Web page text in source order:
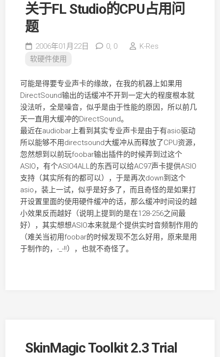
关于FL Studio的CPU占用问
题
2006年01月22日 0, 0
K-Res
软硬件使用
可能是得要专业声卡的缘故，在我的机器上如果用
DirectSound输出的话缓冲不开到一定大的程度根本就
没法听，全是噪音，似乎是由于性能的原因，所以前几
天一直用大缓冲的DirectSound。
最近在audiobar上看到其实专业声卡是由于有asio驱动
所以能够不用directsound大缓冲从而释放了CPU资源，
忽然想到以前玩foobar输出插件的时候弄到过这个
ASIO，有个ASIO4ALL的东西可以给AC97声卡提供ASIO
支持（其实所有的都可以），于是再次down到这个
asio，装上一试，似乎是好多了，而且奇怪的是如果打
开设置里面的使用硬件缓冲的话，那么缓冲时间设的越
小效果反而越好（说明上提到的是在128-256之间最
好），其实想想ASIO本来就是个提供实时音频制作用的
（难关当初用foobar的时候发现不怎么好用，原来是用
于制作的，-_-!!），也就不奇怪了。
SkinMagic Toolkit 2.3 Trial